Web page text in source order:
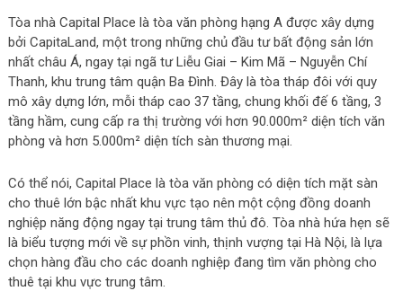
Tòa nhà Capital Place là tòa văn phòng hạng A được xây dựng
bởi CapitaLand, một trong những chủ đầu tư bất động sản lớn
nhất châu Á, ngay tại ngã tư Liễu Giai – Kim Mã – Nguyễn Chí
Thanh, khu trung tâm quận Ba Đình. Đây là tòa tháp đôi với quy
mô xây dựng lớn, mỗi tháp cao 37 tầng, chung khối đế 6 tầng, 3
tầng hầm, cung cấp ra thị trường với hơn 90.000m² diện tích văn
phòng và hơn 5.000m² diện tích sàn thương mại.
Có thể nói, Capital Place là tòa văn phòng có diện tích mặt sàn
cho thuê lớn bậc nhất khu vực tạo nên một cộng đồng doanh
nghiệp năng động ngay tại trung tâm thủ đô. Tòa nhà hứa hẹn sẽ
là biểu tượng mới về sự phồn vinh, thịnh vượng tại Hà Nội, là lựa
chọn hàng đầu cho các doanh nghiệp đang tìm văn phòng cho
thuê tại khu vực trung tâm.